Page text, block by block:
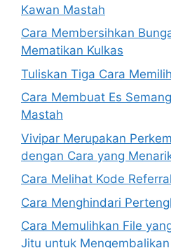
Kawan Mastah
Cara Membersihkan
Mematikan Kulkas
Tuliskan Tiga Cara
Cara Membuat Es
Mastah
Vivipar Merupakan
dengan Cara yang
Cara Melihat Kode
Cara Menghindari
Cara Memulihkan File
Jitu untuk